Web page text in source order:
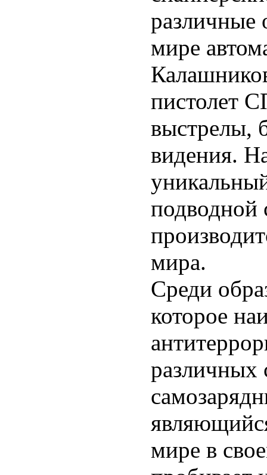
различные
мире
пистолет
выстрелы,
видения.
мира.
Среди
которое
различных
мире в